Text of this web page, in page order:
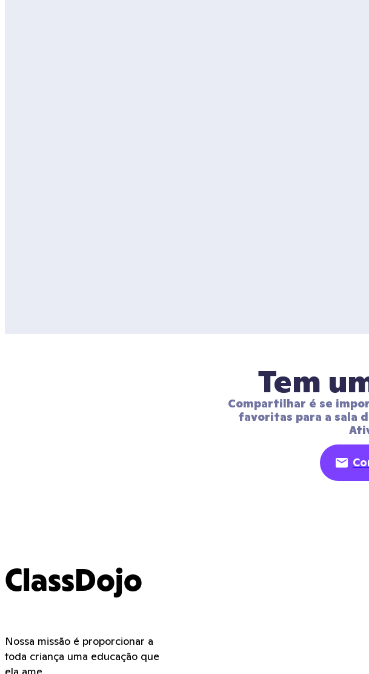
Tem
Compartilhar é se
favoritas para a sala
ClassDojo
Nossa missão é proporcionar a
toda criança uma educação que